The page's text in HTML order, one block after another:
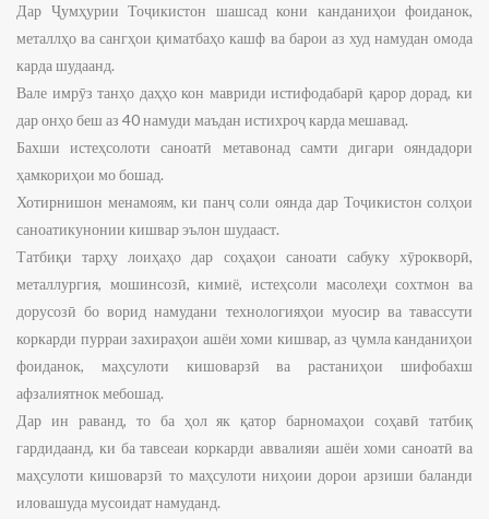
Дар Ҷумҳурии Тоҷикистон шашсад кони канданиҳои фоиданок,
металлҳо ва сангҳои қиматбаҳо кашф ва барои аз худ намудан омода
карда шудаанд.
Вале имрӯз танҳо даҳҳо кон мавриди истифодабарӣ қарор дорад, ки
дар онҳо беш аз 40 намуди маъдан истихроҷ карда мешавад.
Бахши истеҳсолоти саноатӣ метавонад самти дигари ояндадори
ҳамкориҳои мо бошад.
Хотирнишон менамоям, ки панҷ соли оянда дар Тоҷикистон солҳои
саноатикунонии кишвар эълон шудааст.
Татбиқи тарҳу лоиҳаҳо дар соҳаҳои саноати сабуку хӯрокворӣ,
металлургия, мошинсозӣ, кимиё, истеҳсоли масолеҳи сохтмон ва
дорусозӣ бо ворид намудани технологияҳои муосир ва тавассути
коркарди пурраи захираҳои ашёи хоми кишвар, аз ҷумла канданиҳои
фоиданок, маҳсулоти кишоварзӣ ва растаниҳои шифобахш
афзалиятнок мебошад.
Дар ин раванд, то ба ҳол як қатор барномаҳои соҳавӣ татбиқ
гардидаанд, ки ба тавсеаи коркарди аввалияи ашёи хоми саноатӣ ва
маҳсулоти кишоварзӣ то маҳсулоти ниҳоии дорои арзиши баланди
иловашуда мусоидат намуданд.